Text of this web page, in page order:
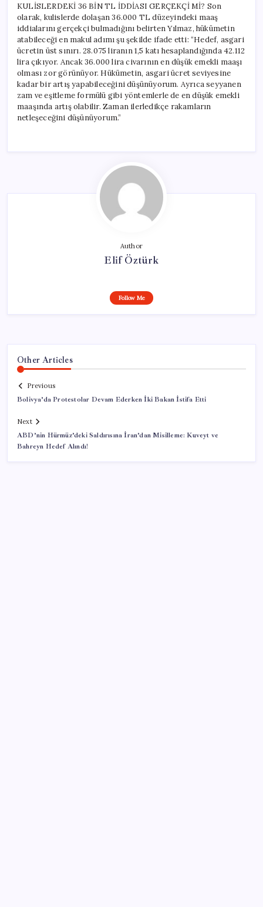
KULİSLERDEKİ 36 BİN TL İDDİASI GERÇEKÇİ Mİ? Son
olarak, kulislerde dolaşan 36.000 TL düzeyindeki maaş
iddialarını gerçekçi bulmadığını belirten Yılmaz, hükümetin
atabileceği en makul adımı şu şekilde ifade etti: “Hedef, asgari
ücretin üst sınırı. 28.075 liranın 1,5 katı hesaplandığında 42.112
lira çıkıyor. Ancak 36.000 lira civarının en düşük emekli maaşı
olması zor görünüyor. Hükümetin, asgari ücret seviyesine
kadar bir artış yapabileceğini düşünüyorum. Ayrıca seyyanen
zam ve eşitleme formülü gibi yöntemlerle de en düşük emekli
maaşında artış olabilir. Zaman ilerledikçe rakamların
netleşeceğini düşünüyorum.”
Author
Elif Öztürk
Follow Me
Other Articles
Previous
Bolivya’da Protestolar Devam Ederken İki Bakan İstifa Etti
Next
ABD’nin Hürmüz’deki Saldırısına İran’dan Misilleme: Kuveyt ve
Bahreyn Hedef Alındı!